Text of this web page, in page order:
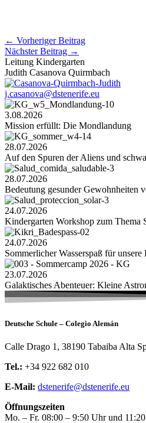
← Vorheriger Beitrag
Nächster Beitrag →
Leitung Kindergarten
Judith Casanova Quirmbach
j.casanova@dstenerife.eu
3.08.2026
Mission erfüllt: Die Mondlandung
28.07.2026
Auf den Spuren der Aliens und
28.07.2026
Bedeutung gesunder Gewohnheiten
24.07.2026
Kindergarten Workshop zum Thema
24.07.2026
Sommerlicher Wasserspaß für unsere
23.07.2026
Galaktisches Abenteuer: Kleine
Deutsche Schule – Colegio Alemán
Calle Drago 1, 38190 Tabaiba Alta
Tel.: +34 922 682 010
E-Mail: dstenerife@dstenerife.eu
Öffnungszeiten
Mo. – Fr. 08:00 – 9:50 Uhr und